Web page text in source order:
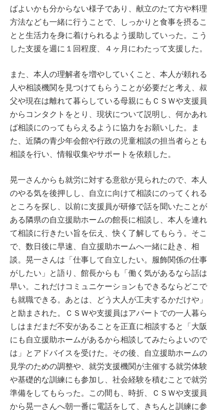
ばよいかも分からない様子であり、献立のたて方や料理
方法なども一緒に行うことで、しっかりと食事を摂るこ
とと生活力を身に着けられるよう援助していった。こう
した支援を週に１回程度、４ヶ月にわたって支援した。
また、本人の理解者を増やしていくこと、本人が頼れる
人や相談機関を見つけてもらうことが必要だと考え、叔
父や現在は離れて暮らしている母親にもＣＳＷや支援員
からコンタクトをとり、現状について説明し、何かあれ
ば相談にのってもらえるように協力をお願いした。ま
た、近隣の青少年会館や行政の児童相談の担当者らとも
相談を行い、情報収集やサポートを依頼した。
晃一さんからも就労に対する意欲が見られたので、本人
のやる気を後押しし、自立に向けて相談にのってくれる
ところを探し、以前に支援員が研修で話を聞いたことが
ある隣県の自立援助ホームの館長に相談し、本人を連れ
て相談に行きたい旨を伝え、快く了解してもらう。そこ
で、数日後に早速、自立援助ホームへ一緒に赴き、相
談。晃一さんは「仕事して自立したい。服飾関係の仕事
がしたい」と語り、館長からも「働く気があるなら話は
早い。これだけコミュニケーションもできるならどこで
も就職できる。あとは、どう大人が工夫するかだけや」
と励まされた。ＣＳＷや支援員はアパートでの一人暮ら
しはまだまだ不安があることを正直に相談すると「大阪
にも自立援助ホームがあるから相談してみたらよいので
は」とアドバイスを受けた。その後、自立援助ホームの
見学のための調整や、就労支援機関が主催する就労体験
や基礎的な訓練にも参加し、社会経験を積むことで就労
準備をしてもらった。この間も、時折、ＣＳＷや支援員
から晃一さんへ朝一番に電話をして、きちんと訓練に参